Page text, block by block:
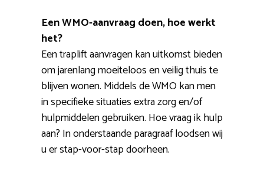
Een WMO-aanvraag doen, hoe werkt
het?
Een traplift aanvragen kan uitkomst bieden
om jarenlang moeiteloos en veilig thuis te
blijven wonen. Middels de WMO kan men
in specifieke situaties extra zorg en/of
hulpmiddelen gebruiken. Hoe vraag ik hulp
aan? In onderstaande paragraaf loodsen wij
u er stap-voor-stap doorheen.